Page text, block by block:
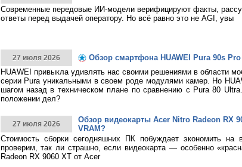
Современные передовые ИИ-модели верифицируют факты,
ответы перед выдачей оператору. Но всё равно это не AGI, увы
27 июля 2026
Обзор смартфона HUAWEI Pura 90s
HUAWEI привыкла удивлять нас своими решениями в области
серии Pura уникальными в своем роде модулями камер. Но
шагом назад в техническом плане по сравнению с Pura 80
положении дел?
27 июля 2026
Обзор видеокарты Acer Nitro Radeon RX
VRAM?
Стоимость сборки сегодняшних ПК побуждает экономить
проверим, так ли страшно, если видеокарта — особенно
Radeon RX 9060 XT от Acer